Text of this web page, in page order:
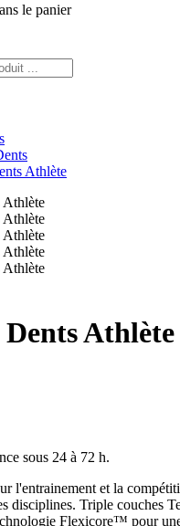
le panier
Athlète
Dents Athlète
sous 24 à 72 h.
l'entrainement et la
disciplines. Triple couches
Flexicore™ pour